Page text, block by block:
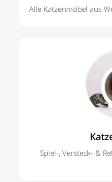
Alle Katzenmöbel aus
Spiel-, Versteck- &